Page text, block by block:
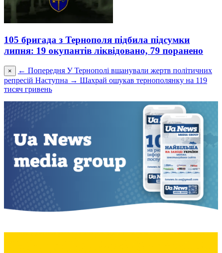
105 бригада з Тернополя підбила підсумки
липня: 19 окупантів ліквідовано, 79 поранено
× ← Попередня У Тернополі вшанували жертв політичних
репресій Наступна → Шахрай ошукав тернополянку на 119
тисяч гривень